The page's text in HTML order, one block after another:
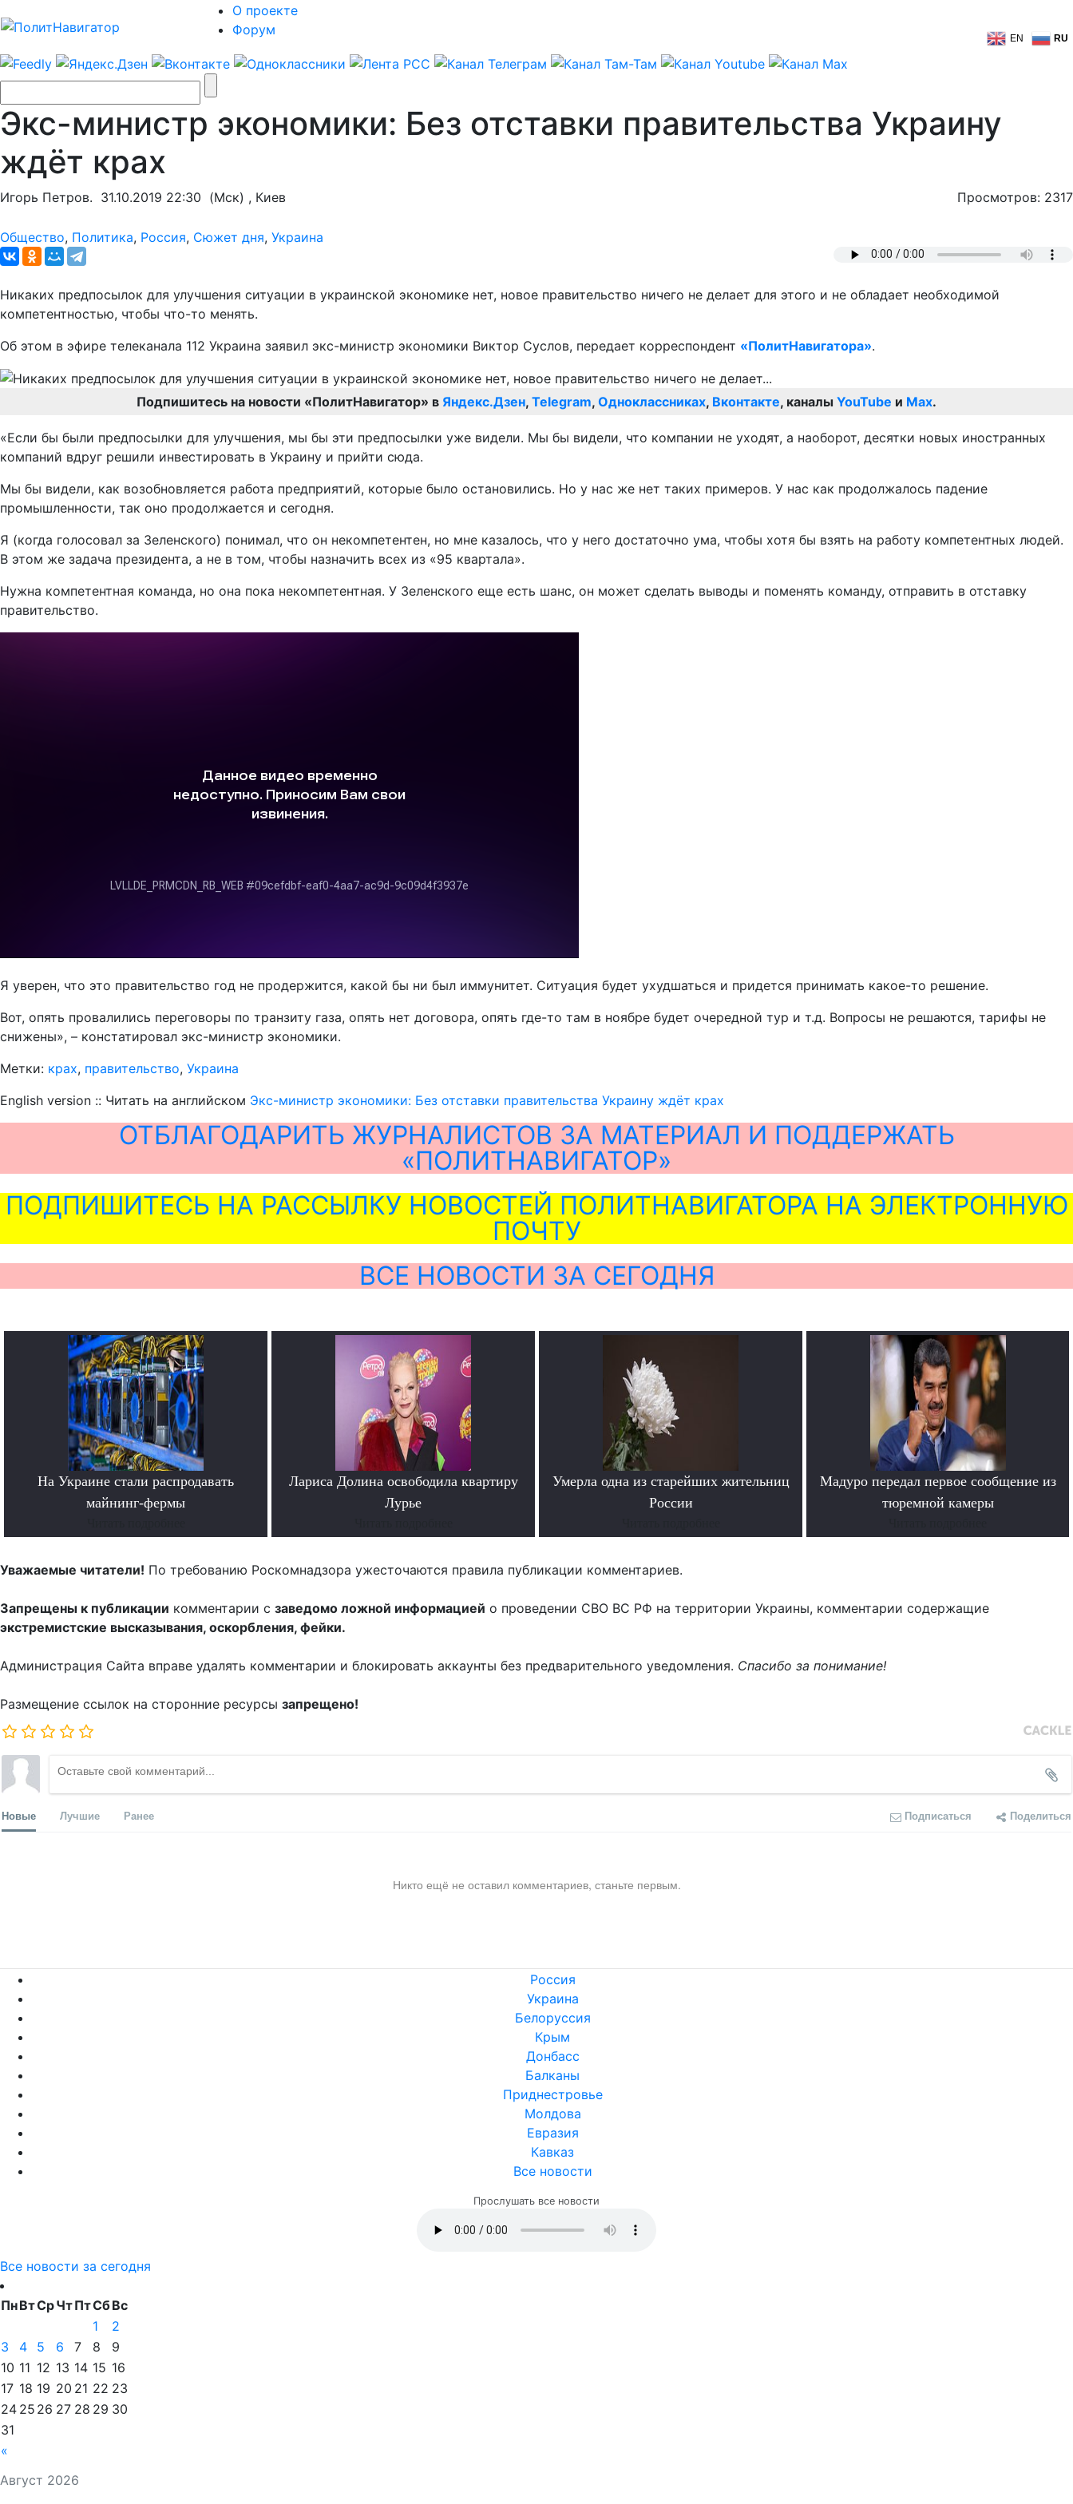
О проекте
Форум
EN RU
Экс-министр экономики: Без отставки правительства Украину
ждёт крах
Игорь Петров. 31.10.2019 22:30 (Мск) , Киев Просмотров: 2317
Общество, Политика, Россия, Сюжет дня, Украина
Никаких предпосылок для улучшения ситуации в украинской экономике нет, новое правительство ничего не делает для этого и не обладает необходимой
компетентностью, чтобы что-то менять.
Об этом в эфире телеканала 112 Украина заявил экс-министр экономики Виктор Суслов, передает корреспондент «ПолитНавигатора».
Подпишитесь на новости «ПолитНавигатор» в Яндекс.Дзен, Telegram, Одноклассниках, Вконтакте, каналы YouTube и Max.
«Если бы были предпосылки для улучшения, мы бы эти предпосылки уже видели. Мы бы видели, что компании не уходят, а наоборот, десятки новых иностранных
компаний вдруг решили инвестировать в Украину и прийти сюда.
Мы бы видели, как возобновляется работа предприятий, которые было остановились. Но у нас же нет таких примеров. У нас как продолжалось падение
промышленности, так оно продолжается и сегодня.
Я (когда голосовал за Зеленского) понимал, что он некомпетентен, но мне казалось, что у него достаточно ума, чтобы хотя бы взять на работу компетентных людей.
В этом же задача президента, а не в том, чтобы назначить всех из «95 квартала».
Нужна компетентная команда, но она пока некомпетентная. У Зеленского еще есть шанс, он может сделать выводы и поменять команду, отправить в отставку
правительство.
Я уверен, что это правительство год не продержится, какой бы ни был иммунитет. Ситуация будет ухудшаться и придется принимать какое-то решение.
Вот, опять провалились переговоры по транзиту газа, опять нет договора, опять где-то там в ноябре будет очередной тур и т.д. Вопросы не решаются, тарифы не
снижены», – констатировал экс-министр экономики.
Метки: крах, правительство, Украина
English version :: Читать на английском Экс-министр экономики: Без отставки правительства Украину ждёт крах
ОТБЛАГОДАРИТЬ ЖУРНАЛИСТОВ ЗА МАТЕРИАЛ И ПОДДЕРЖАТЬ
«ПОЛИТНАВИГАТОР»
ПОДПИШИТЕСЬ НА РАССЫЛКУ НОВОСТЕЙ ПОЛИТНАВИГАТОРА НА ЭЛЕКТРОННУЮ
ПОЧТУ
ВСЕ НОВОСТИ ЗА СЕГОДНЯ
На Украине стали распродавать
майнинг-фермы
Лариса Долина освободила квартиру
Лурье
Умерла одна из старейших жительниц
России
Мадуро передал первое сообщение из
тюремной камеры
Уважаемые читатели! По требованию Роскомнадзора ужесточаются правила публикации комментариев.
Запрещены к публикации комментарии с заведомо ложной информацией о проведении СВО ВС РФ на территории Украины, комментарии содержащие
экстремистские высказывания, оскорбления, фейки.
Администрация Сайта вправе удалять комментарии и блокировать аккаунты без предварительного уведомления. Спасибо за понимание!
Размещение ссылок на сторонние ресурсы запрещено!
Новые Лучшие Ранее Подписаться Поделиться
Никто ещё не оставил комментариев, станьте первым.
Россия
Украина
Белоруссия
Крым
Донбасс
Балканы
Приднестровье
Молдова
Евразия
Кавказ
Все новости
Прослушать все новости
Все новости за сегодня
Август 2026
ПнВтСрЧтПтСбВс
«
1
2
3
4 5 6 7 8
9
10 11 12 13 14 15 16
17 18 19 20 21 22 23
24 25 26 27 28 29 30
31